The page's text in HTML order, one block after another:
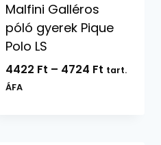
Malfini Galléros
póló gyerek Pique
Polo LS
4422 Ft – 4724 Ft tart.
ÁFA